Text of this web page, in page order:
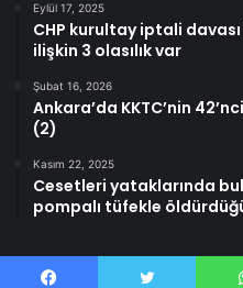
Eylül 17, 2025
CHP kurultay iptali
ilişkin 3 olasılık var
Şubat 16, 2026
Ankara’da KKTC’nin
(2)
Kasım 22, 2025
Cesetleri yataklarında
pompalı tüfekle